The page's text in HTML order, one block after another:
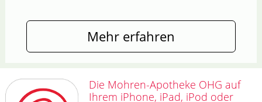
Mehr erfahren
Die Mohren-Apotheke OHG auf
Ihrem iPhone, iPad, iPod oder